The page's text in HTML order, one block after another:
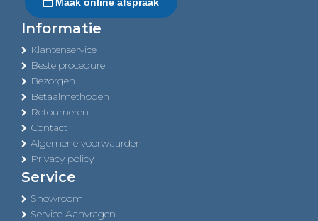
Informatie
Klantenservice
Bestelprocedure
Bezorgen
Betaalmethoden
Retourneren
Contact
Algemene voorwaarden
Privacy policy
Service
Showroom
Service Aanvragen